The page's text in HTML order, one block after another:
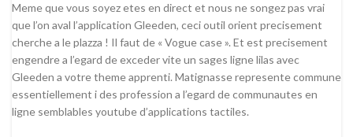
Meme que vous soyez etes en direct et nous ne songez pas vrai
que l’on aval l’application Gleeden, ceci outil orient precisement
cherche a le plazza ! Il faut de « Vogue case ». Et est precisement
engendre a l’egard de exceder vite un sages ligne lilas avec
Gleeden a votre theme apprenti. Matignasse represente commune
essentiellement i des profession a l’egard de communautes en
ligne semblables youtube d’applications tactiles.